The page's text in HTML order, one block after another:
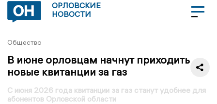
ОРЛОВСКИЕ
НОВОСТИ
Общество
В июне орловцам начнут приходить
новые квитанции за газ
С июня 2026 года квитанции за газ станут удобнее для
абонентов Орловской области